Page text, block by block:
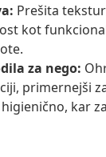
Prešita
kot
za nego:
primernejši
kar